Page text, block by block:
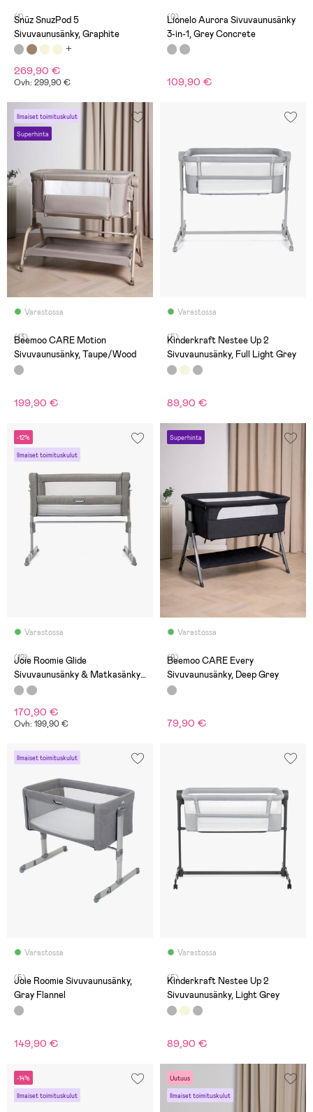
(1)
Snüz SnuzPod 5
Sivuvaunusänky, Graphite
269,90 €
Ovh: 299,90 €
(0)
Lionelo Aurora Sivuvaunusänky
3-in-1, Grey Concrete
109,90 €
Ilmaiset toimituskulut
Superhinta
Varastossa
(13)
Beemoo CARE Motion
Sivuvaunusänky, Taupe/Wood
199,90 €
Varastossa
(5)
Kinderkraft Nestee Up 2
Sivuvaunusänky, Full Light Grey
89,90 €
-12%
Ilmaiset toimituskulut
Varastossa
(12)
Joie Roomie Glide
Sivuvaunusänky & Matkasänky,
Foggy Gray
170,90 €
Ovh: 199,90 €
Superhinta
Varastossa
(9)
Beemoo CARE Every
Sivuvaunusänky, Deep Grey
79,90 €
Ilmaiset toimituskulut
Varastossa
(5)
Joie Roomie Sivuvaunusänky,
Gray Flannel
149,90 €
Varastossa
(5)
Kinderkraft Nestee Up 2
Sivuvaunusänky, Light Grey
89,90 €
-14%
Ilmaiset toimituskulut
Uutuus
Ilmaiset toimituskulut